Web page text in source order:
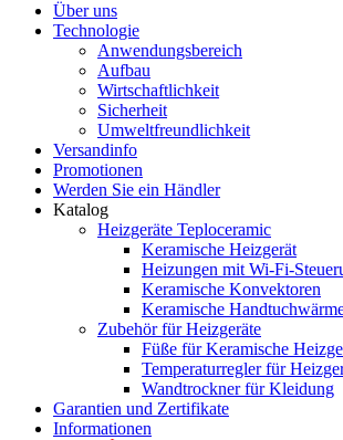
Über uns
Technologie
Anwendungsbereich
Aufbau
Wirtschaftlichkeit
Sicherheit
Umweltfreundlichkeit
Versandinfo
Promotionen
Werden Sie ein Händler
Katalog
Heizgeräte Teploceramic
Keramische Heizgerät
Heizungen mit Wi-Fi-
Keramische Konvektoren
Keramische
Zubehör für Heizgeräte
Füße für Keramische
Temperaturregler für
Wandtrockner für Kleidung
Garantien und Zertifikate
Informationen